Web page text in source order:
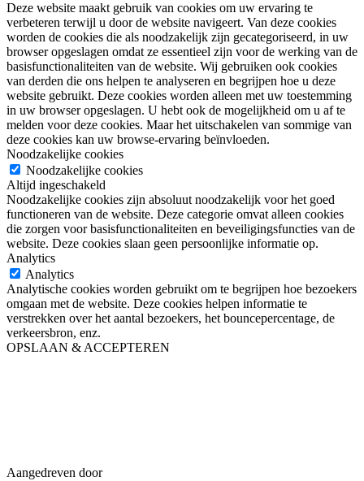
Deze website maakt gebruik van cookies om uw ervaring te
verbeteren terwijl u door de website navigeert. Van deze cookies
worden de cookies die als noodzakelijk zijn gecategoriseerd, in uw
browser opgeslagen omdat ze essentieel zijn voor de werking van de
basisfunctionaliteiten van de website. Wij gebruiken ook cookies
van derden die ons helpen te analyseren en begrijpen hoe u deze
website gebruikt. Deze cookies worden alleen met uw toestemming
in uw browser opgeslagen. U hebt ook de mogelijkheid om u af te
melden voor deze cookies. Maar het uitschakelen van sommige van
deze cookies kan uw browse-ervaring beïnvloeden.
Noodzakelijke cookies
Noodzakelijke cookies
Altijd ingeschakeld
Noodzakelijke cookies zijn absoluut noodzakelijk voor het goed
functioneren van de website. Deze categorie omvat alleen cookies
die zorgen voor basisfunctionaliteiten en beveiligingsfuncties van de
website. Deze cookies slaan geen persoonlijke informatie op.
Analytics
Analytics
Analytische cookies worden gebruikt om te begrijpen hoe bezoekers
omgaan met de website. Deze cookies helpen informatie te
verstrekken over het aantal bezoekers, het bouncepercentage, de
verkeersbron, enz.
OPSLAAN & ACCEPTEREN
Aangedreven door